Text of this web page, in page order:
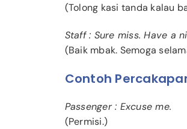
(Tolong kasi tanda kalau
Staff : Sure miss. Have a
(Baik mbak. Semoga
Contoh
Passenger : Excuse me.
(Permisi.)